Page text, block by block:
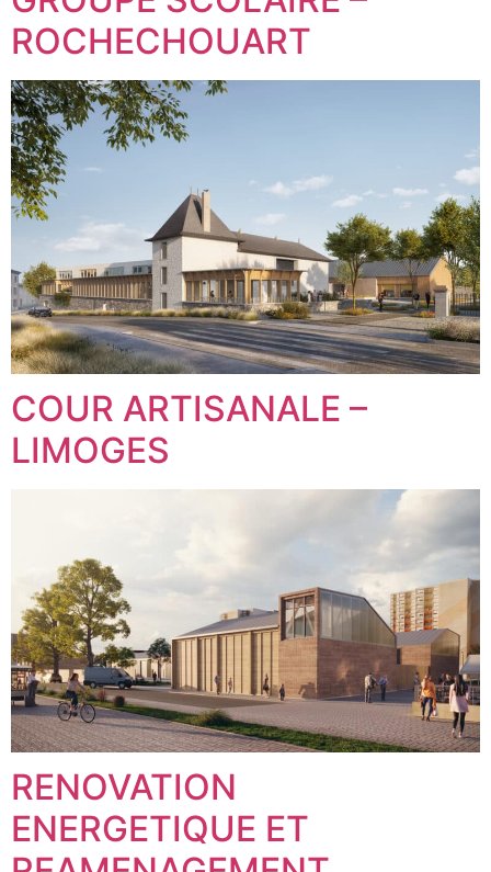
ROCHECHOUART
COUR ARTISANALE –
LIMOGES
RENOVATION
ENERGETIQUE ET